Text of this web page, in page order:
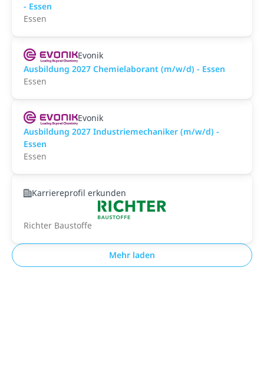
- Essen
Essen
Evonik
Ausbildung 2027 Chemielaborant (m/w/d) - Essen
Essen
Evonik
Ausbildung 2027 Industriemechaniker (m/w/d) -
Essen
Essen
Karriereprofil erkunden
Richter Baustoffe
Mehr laden